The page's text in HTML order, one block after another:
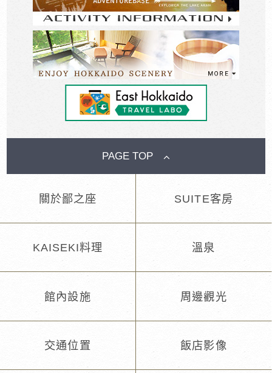
PAGE TOP
關於鄙之座 SUITE客房
KAISEKI料理 溫泉
館內設施 周邊觀光
交通位置 飯店影像